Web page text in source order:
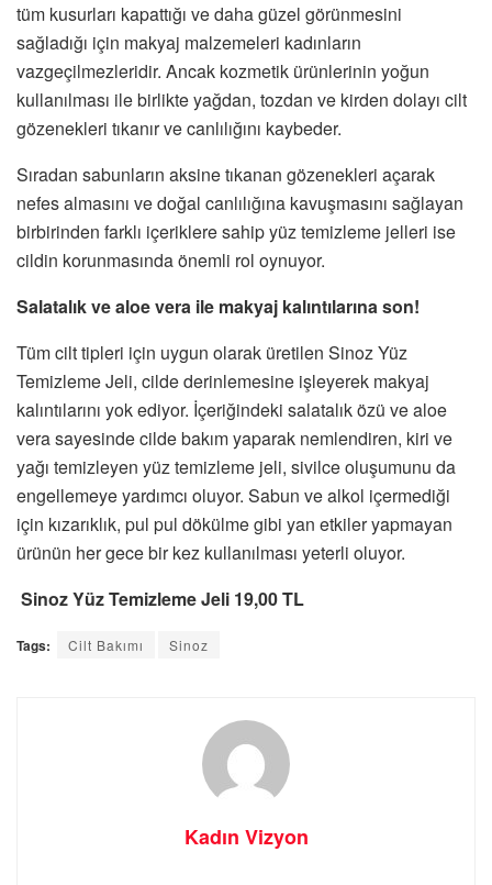
tüm kusurları kapattığı ve daha güzel görünmesini
sağladığı için makyaj malzemeleri kadınların
vazgeçilmezleridir. Ancak kozmetik ürünlerinin yoğun
kullanılması ile birlikte yağdan, tozdan ve kirden dolayı cilt
gözenekleri tıkanır ve canlılığını kaybeder.
Sıradan sabunların aksine tıkanan gözenekleri açarak
nefes almasını ve doğal canlılığına kavuşmasını sağlayan
birbirinden farklı içeriklere sahip yüz temizleme jelleri ise
cildin korunmasında önemli rol oynuyor.
Salatalık ve aloe vera ile makyaj kalıntılarına son!
Tüm cilt tipleri için uygun olarak üretilen Sinoz Yüz
Temizleme Jeli, cilde derinlemesine işleyerek makyaj
kalıntılarını yok ediyor. İçeriğindeki salatalık özü ve aloe
vera sayesinde cilde bakım yaparak nemlendiren, kiri ve
yağı temizleyen yüz temizleme jeli, sivilce oluşumunu da
engellemeye yardımcı oluyor. Sabun ve alkol içermediği
için kızarıklık, pul pul dökülme gibi yan etkiler yapmayan
ürünün her gece bir kez kullanılması yeterli oluyor.
Sinoz Yüz Temizleme Jeli 19,00 TL
Tags: Cilt Bakımı Sinoz
Kadın Vizyon